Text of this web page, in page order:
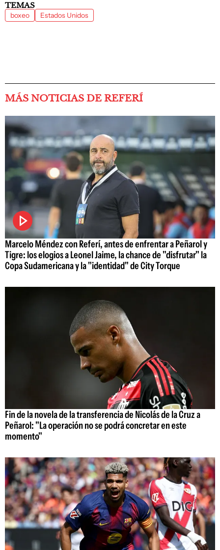
TEMAS
boxeo Estados Unidos
MÁS NOTICIAS DE REFERÍ
Marcelo Méndez con Referí, antes de enfrentar a Peñarol y
Tigre: los elogios a Leonel Jaime, la chance de "disfrutar" la
Copa Sudamericana y la "identidad" de City Torque
Fin de la novela de la transferencia de Nicolás de la Cruz a
Peñarol: "La operación no se podrá concretar en este
momento"